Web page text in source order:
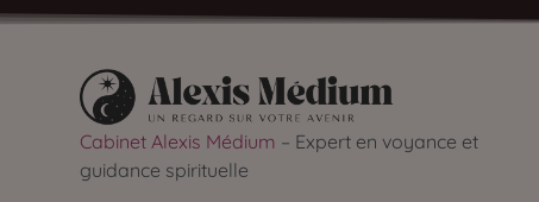
Cabinet Alexis Médium – Expert en voyance et
guidance spirituelle